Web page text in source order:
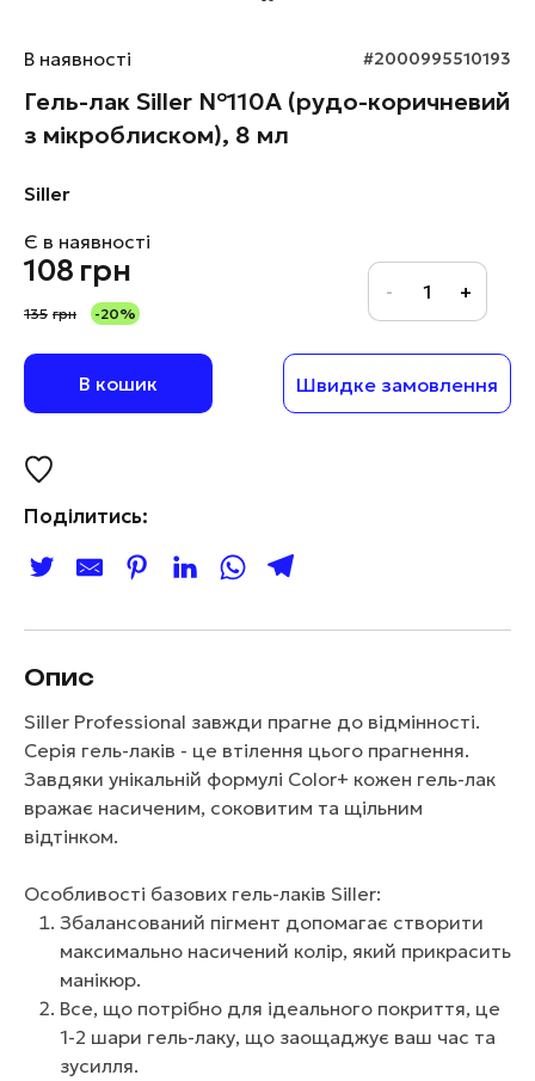
В наявності #2000995510193
Гель-лак Siller №110А (рудо-коричневий
з мікроблиском), 8 мл
Siller
Є в наявності
108 грн
135 грн -20%
В кошик Швидке замовлення
Поділитись:
Опис
Siller Professional завжди прагне до відмінності.
Серія гель-лаків - це втілення цього прагнення.
Завдяки унікальній формулі Color+ кожен гель-лак
вражає насиченим, соковитим та щільним
відтінком.
Особливості базових гель-лаків Siller:
Збалансований пігмент допомагає створити
максимально насичений колір, який прикрасить
манікюр.
Все, що потрібно для ідеального покриття, це
1-2 шари гель-лаку, що заощаджує ваш час та
зусилля.